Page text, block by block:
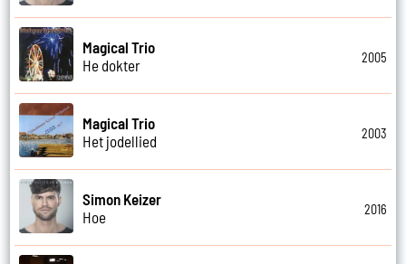
Magical Trio
He dokter
2005
Magical Trio
Het jodellied
2003
Simon Keizer
Hoe
2016